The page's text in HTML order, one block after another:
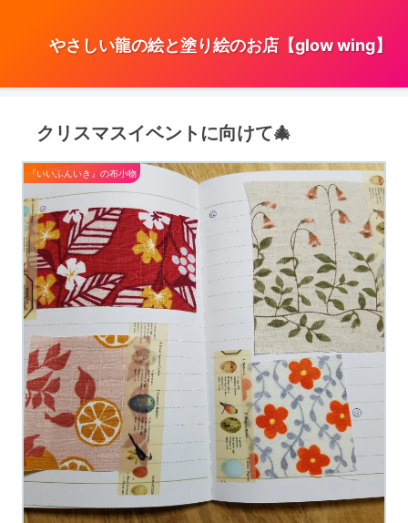
やさしい龍の絵と塗り絵のお店【glow wing】
クリスマスイベントに向けて🎄
『いいふんいき』の布小物